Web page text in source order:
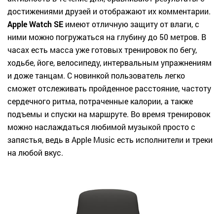
достижениями друзей и отображают их комментарии.
Apple Watch SE имеют отличную защиту от влаги, с
ними можно погружаться на глубину до 50 метров. В
часах есть масса уже готовых тренировок по бегу,
ходьбе, йоге, велосипеду, интервальным упражнениям
и доже танцам. С новинкой пользователь легко
сможет отслеживать пройденное расстояние, частоту
сердечного ритма, потраченные калории, а также
подъемы и спуски на маршруте. Во время тренировок
можно наслаждаться любимой музыкой просто с
запястья, ведь в Apple Music есть исполнители и треки
на любой вкус.